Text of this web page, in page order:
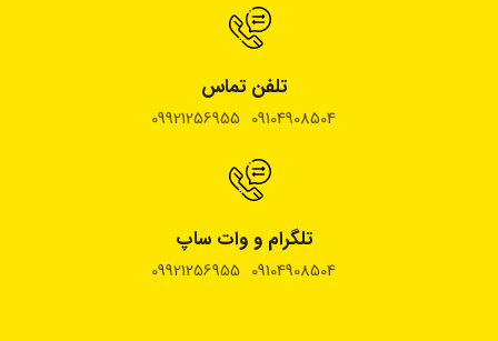
تلفن تماس
09104908504 09921256955
تلگرام و وات ساپ
09104908504 09921256955